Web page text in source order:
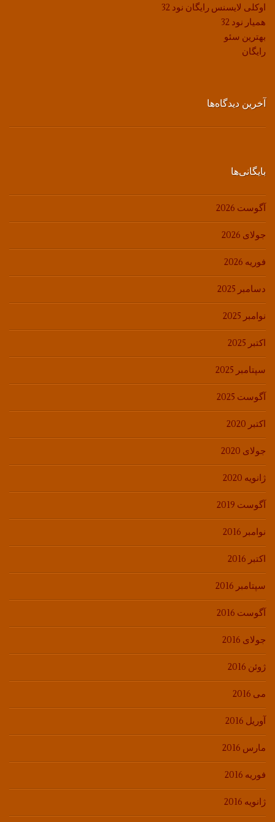
اوکلی لایسنس رایگان نود 32
همیار نود 32
بهترین سئو
رایگان
آخرین دیدگاه‌ها
بایگانی‌ها
آگوست 2026
جولای 2026
فوریه 2026
دسامبر 2025
نوامبر 2025
اکتبر 2025
سپتامبر 2025
آگوست 2025
اکتبر 2020
جولای 2020
ژانویه 2020
آگوست 2019
نوامبر 2016
اکتبر 2016
سپتامبر 2016
آگوست 2016
جولای 2016
ژوئن 2016
می 2016
آوریل 2016
مارس 2016
فوریه 2016
ژانویه 2016